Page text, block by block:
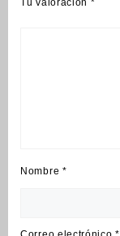
Nombre *